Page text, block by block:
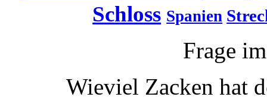
Schloss Spanien
Frage
Wieviel Zacken hat